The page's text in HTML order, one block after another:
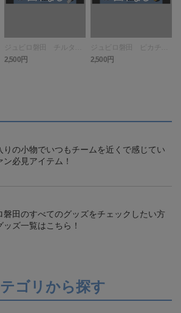
ジュビロ磐田 チルタリ
ス タオルマフラー
2,500円
ジュビロ磐田 ピカチュ
ウ タオルマフラー
2,500円
りの小物でいつもチームを近くで感じてい
ン必見アイテム！
磐田のすべてのグッズをチェックしたい方
ッズ一覧はこちら！
ゴリから探す